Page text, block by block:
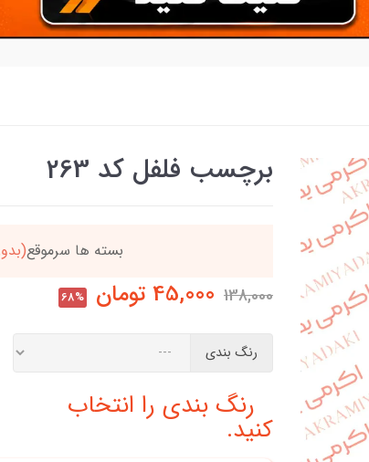
برچسب فلفل کد 263
خریدتو به5میلیون
138,000
45,000 تومان 68%
رنگ بندی
رنگ بندی را انتخاب
کنید.